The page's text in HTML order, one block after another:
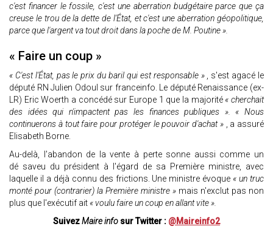
c'est financer le fossile, c'est une aberration budgétaire parce que ça
creuse le trou de la dette de l'État, et c'est une aberration géopolitique,
parce que l'argent va tout droit dans la poche de M. Poutine ».
« Faire un coup »
« C'est l'État, pas le prix du baril qui est responsable » , s'est agacé le
député RN Julien Odoul sur franceinfo. Le député Renaissance (ex-
LR) Eric Woerth a concédé sur Europe 1 que la majorité « cherchait
des idées qui n'impactent pas les finances publiques ». « Nous
continuerons à tout faire pour protéger le pouvoir d'achat » , a assuré
Elisabeth Borne.
Au-delà, l'abandon de la vente à perte sonne aussi comme un
dé saveu du président à l'égard de sa Première ministre, avec
laquelle il a déjà connu des frictions. Une ministre évoque « un truc
monté pour (contrarier) la Première ministre » mais n'exclut pas non
plus que l'exécutif ait « voulu faire un coup en allant vite ».
SuivezMaire info sur Twitter : @Maireinfo2